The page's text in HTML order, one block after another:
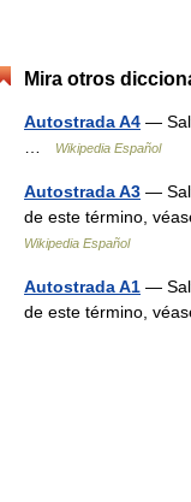
Mira otros
Autostrada A4 —
Wikipedia Español
Autostrada A3 —
de este término,
Wikipedia Español
Autostrada A1 —
de este término,